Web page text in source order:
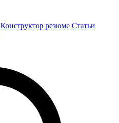
Конструктор резюме Статьи